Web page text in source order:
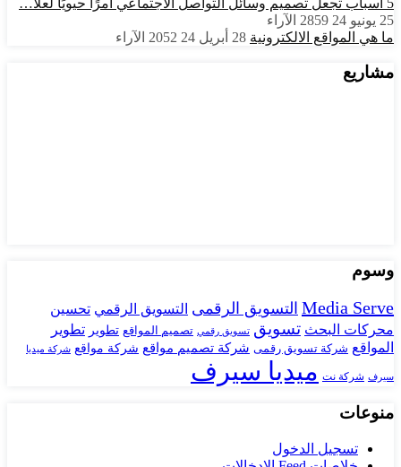
5 أسباب تجعل تصميم وسائل التواصل الاجتماعي أمرًا حيويًا لعلا…
25 يونيو 24
2859 الآراء
ما هي المواقع الالكترونية 28 أبريل 24 2052 الآراء
مشاريع
وسوم
Media Serve التسويق الرقمى التسويق الرقمي تحسين
محركات البحث تسويق تسويق رقمي تصميم المواقع تطوير تطوير
المواقع شركة تسويق رقمى شركة تصميم مواقع شركة مواقع شركة ميديا
سيرف شركة نت ميديا سيرف
منوعات
تسجيل الدخول